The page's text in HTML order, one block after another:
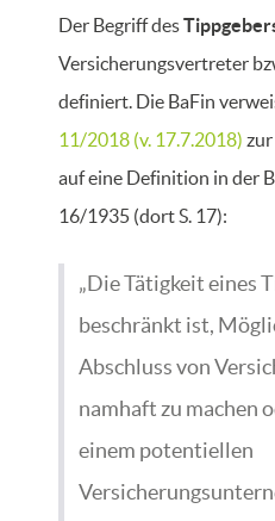
Der Begriff des
Versicherungsvertreter
definiert. Die BaFin
11/2018 (v. 17.7.2018)
auf eine Definition in der
16/1935 (dort S. 17):
„Die Tätigkeit eines
beschränkt ist,
Abschluss von
namhaft zu machen
einem potentiellen